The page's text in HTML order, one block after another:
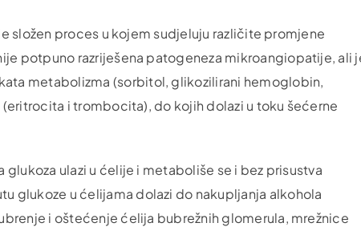
složen proces u kojem sudjeluju različite promjene
potpuno razriješena patogeneza mikroangiopatije, ali
metabolizma (sorbitol, glikozilirani hemoglobin,
i trombocita), do kojih dolazi u toku šećerne
glukoza ulazi u ćelije i metaboliše se i bez prisustva
glukoze u ćelijama dolazi do nakupljanja alkohola
i oštećenje ćelija bubrežnih glomerula, mrežnice